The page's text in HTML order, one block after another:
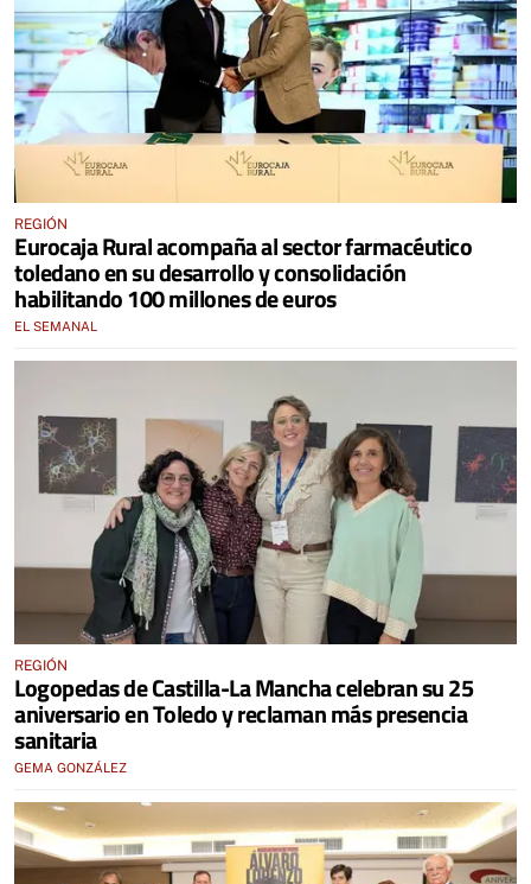
REGIÓN
Eurocaja Rural acompaña al sector farmacéutico
toledano en su desarrollo y consolidación
habilitando 100 millones de euros
EL SEMANAL
REGIÓN
Logopedas de Castilla-La Mancha celebran su 25
aniversario en Toledo y reclaman más presencia
sanitaria
GEMA GONZÁLEZ